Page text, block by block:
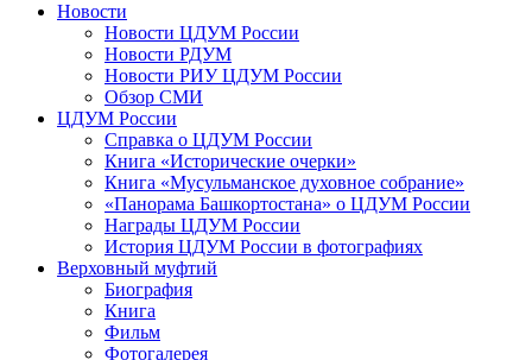
Новости
Новости ЦДУМ России
Новости РДУМ
Новости РИУ ЦДУМ России
Обзор СМИ
ЦДУМ России
Справка о ЦДУМ России
Книга «Исторические очерки»
Книга «Мусульманское духовное собрание»
«Панорама Башкортостана» о ЦДУМ России
Награды ЦДУМ России
История ЦДУМ России в фотографиях
Верховный муфтий
Биография
Книга
Фильм
Фотогалерея